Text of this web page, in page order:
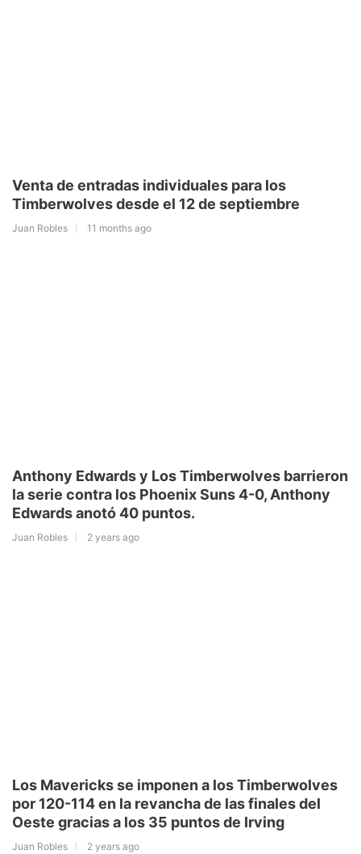
Venta de entradas individuales para los
Timberwolves desde el 12 de septiembre
Juan Robles 11 months ago
Anthony Edwards y Los Timberwolves barrieron
la serie contra los Phoenix Suns 4-0, Anthony
Edwards anotó 40 puntos.
Juan Robles 2 years ago
Los Mavericks se imponen a los Timberwolves
por 120-114 en la revancha de las finales del
Oeste gracias a los 35 puntos de Irving
Juan Robles 2 years ago